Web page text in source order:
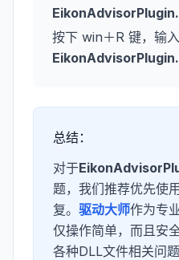
按下 win＋R 键，输
总结：
对于
题，我们推荐优先使
复。 驱动大师作为专
仅操作简单，而且安
各种DLL文件相关问题